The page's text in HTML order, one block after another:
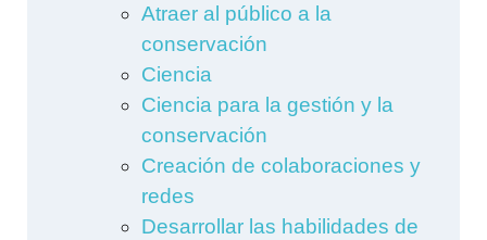
Atraer al público a la
conservación
Ciencia
Ciencia para la gestión y la
conservación
Creación de colaboraciones y
redes
Desarrollar las habilidades de